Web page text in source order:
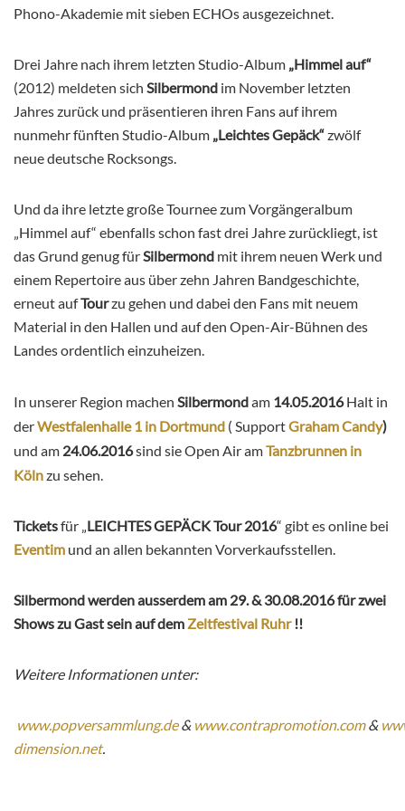
Phono-Akademie mit sieben ECHOs ausgezeichnet.
Drei Jahre nach ihrem letzten Studio-Album „Himmel auf“
(2012) meldeten sich Silbermond im November letzten
Jahres zurück und präsentieren ihren Fans auf ihrem
nunmehr fünften Studio-Album „Leichtes Gepäck“zwölf
neue deutsche Rocksongs.
Und da ihre letzte große Tournee zum Vorgängeralbum
„Himmel auf“ ebenfalls schon fast drei Jahre zurückliegt, ist
das Grund genug fürSilbermond mit ihrem neuen Werk und
einem Repertoire aus über zehn Jahren Bandgeschichte,
erneut aufTourzu gehen und dabei den Fans mit neuem
Material in den Hallen und auf den Open-Air-Bühnen des
Landes ordentlich einzuheizen.
In unserer Region machen Silbermondam 14.05.2016Halt in
derWestfalenhalle 1 in Dortmund ( SupportGraham Candy)
und am 24.06.2016sind sie Open Air amTanzbrunnen in
Kölnzu sehen.
Ticketsfür „LEICHTES GEPÄCK Tour 2016“ gibt es online bei
Eventim und an allen bekannten Vorverkaufsstellen.
Silbermond werden ausserdem am 29. & 30.08.2016 für zwei
Shows zu Gast sein auf demZeltfestival Ruhr!!
Weitere Informationen unter:
www.popversammlung.de& www.contrapromotion.com&
dimension.net.